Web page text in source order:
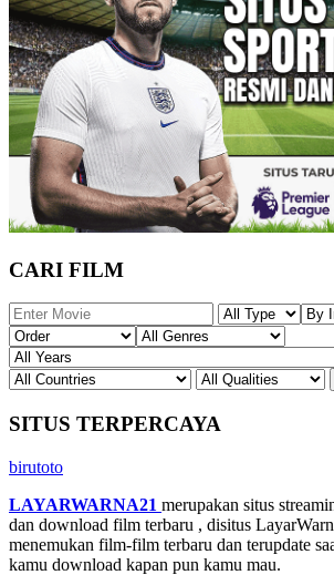
CARI FILM
SITUS TERPERCAYA
birutoto
LAYARWARNA21 merupakan situs
dan download film terbaru , disitus
menemukan film-film terbaru dan terupdate
kamu download kapan pun kamu mau.